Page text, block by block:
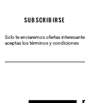
Solo te enviaremos ofertas
aceptas lostérminos y condiciones